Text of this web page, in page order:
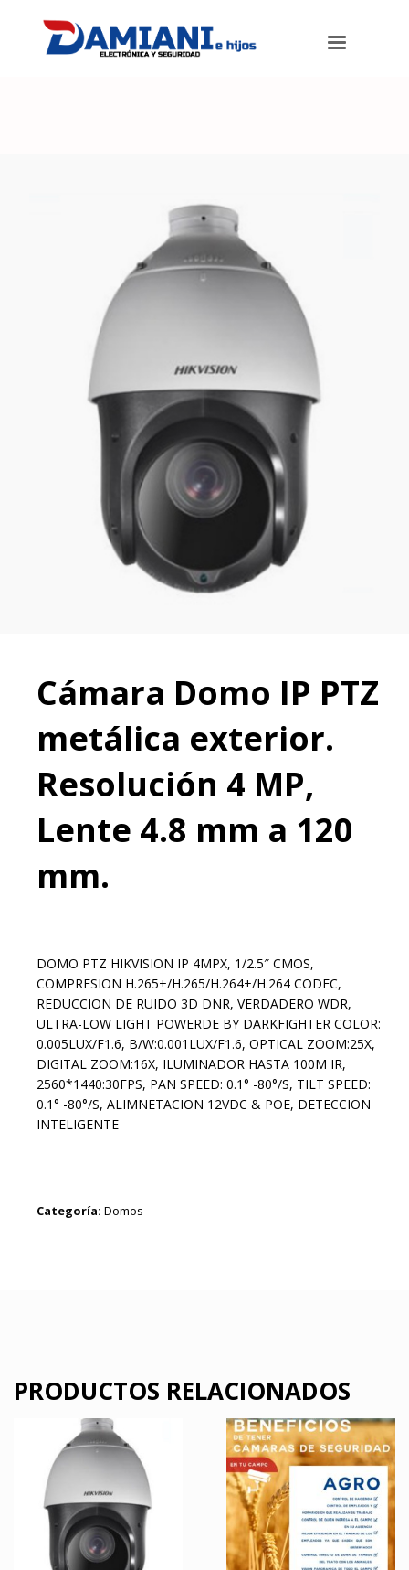
Resolución 4 MP, Lente 4.8 mm a 120 mm.
Cámara Domo IP PTZ
metálica exterior.
Resolución 4 MP,
Lente 4.8 mm a 120
mm.
DOMO PTZ HIKVISION IP 4MPX, 1/2.5″ CMOS,
COMPRESION H.265+/H.265/H.264+/H.264 CODEC,
REDUCCION DE RUIDO 3D DNR, VERDADERO WDR,
ULTRA-LOW LIGHT POWERDE BY DARKFIGHTER COLOR:
0.005LUX/F1.6, B/W:0.001LUX/F1.6, OPTICAL ZOOM:25X,
DIGITAL ZOOM:16X, ILUMINADOR HASTA 100M IR,
2560*1440:30FPS, PAN SPEED: 0.1° -80°/S, TILT SPEED:
0.1° -80°/S, ALIMNETACION 12VDC & POE, DETECCION
INTELIGENTE
Categoría: Domos
PRODUCTOS RELACIONADOS